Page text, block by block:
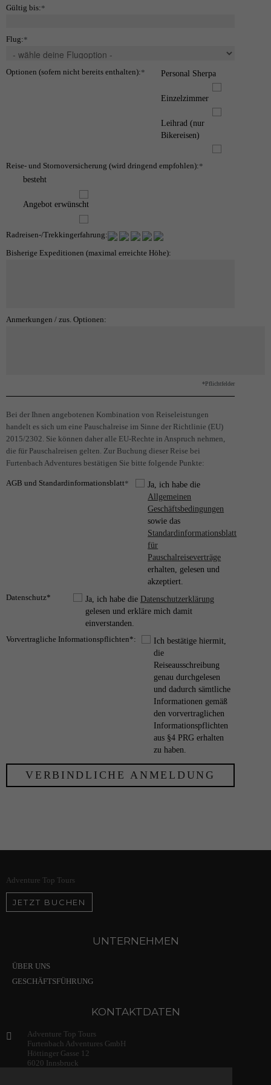
Gültig bis:*
Flug:*
Optionen (sofern nicht bereits enthalten):* Personal Sherpa
Einzelzimmer
Leihrad (nur
Bikereisen)
Reise- und Stornoversicherung (wird dringend empfohlen):*
besteht
Angebot erwünscht
Radreisen-/Trekkingerfahrung:
Bisherige Expeditionen (maximal erreichte Höhe):
Anmerkungen / zus. Optionen:
*Pflichtfelder
Bei der Ihnen angebotenen Kombination von Reiseleistungen
handelt es sich um eine Pauschalreise im Sinne der Richtlinie (EU)
2015/2302. Sie können daher alle EU-Rechte in Anspruch nehmen,
die für Pauschalreisen gelten. Zur Buchung dieser Reise bei
Furtenbach Adventures bestätigen Sie bitte folgende Punkte:
AGB und Standardinformationsblatt*
Ja, ich habe die
Allgemeinen
Geschäftsbedingungen
sowie das
Standardinformationsblatt
für
Pauschalreiseverträge
erhalten, gelesen und
akzeptiert.
Datenschutz*
Ja, ich habe die Datenschutzerklärung
gelesen und erkläre mich damit
einverstanden.
Vorvertragliche Informationspflichten*:
Ich bestätige hiermit,
die
Reiseausschreibung
genau durchgelesen
und dadurch sämtliche
Informationen gemäß
den vorvertraglichen
Informationspflichten
aus §4 PRG erhalten
zu haben.
Adventure Top Tours
JETZT BUCHEN
UNTERNEHMEN
ÜBER UNS
GESCHÄFTSFÜHRUNG
KONTAKTDATEN
Adventure Top Tours
Furtenbach Adventures GmbH
Höttinger Gasse 12
6020 Innsbruck